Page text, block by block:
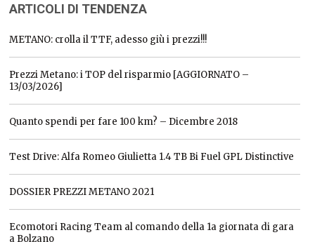
ARTICOLI DI TENDENZA
METANO: crolla il TTF, adesso giù i prezzi!!!
Prezzi Metano: i TOP del risparmio [AGGIORNATO –
13/03/2026]
Quanto spendi per fare 100 km? – Dicembre 2018
Test Drive: Alfa Romeo Giulietta 1.4 TB Bi Fuel GPL Distinctive
DOSSIER PREZZI METANO 2021
Ecomotori Racing Team al comando della 1a giornata di gara
a Bolzano